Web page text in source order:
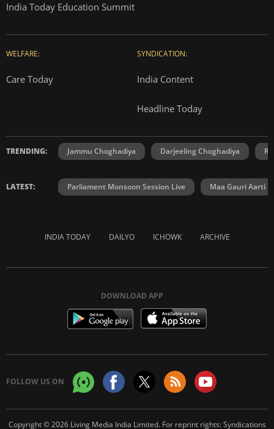
India Today Education Summit
WELFARE:
Care Today
SYNDICATION:
India Content
Headline Today
TRENDING: Jammu Choghadiya Darjeeling Choghadiya
LATEST: Parliament Monsoon Session Live Maa Gauri Aarti
INDIA TODAY DAILYO ICHOWK ARCHIVE
DOWNLOAD APP
FOLLOW US ON
Copyright © 2026 Living Media India Limited. For reprint rights:Syndications